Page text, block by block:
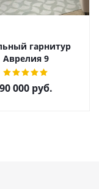
гарнитур
Аврелия 9
90 000 руб.